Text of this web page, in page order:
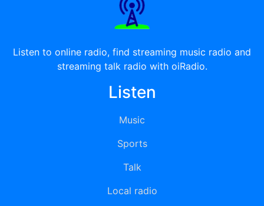
Listen to online radio, find streaming music radio and
streaming talk radio with oiRadio.
Listen
Music
Sports
Talk
Local radio